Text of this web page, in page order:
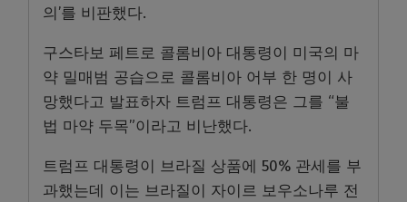
의’를 비판했다.
구스타보 페트로 콜롬비아 대통령이 미국의 마
약 밀매범 공습으로 콜롬비아 어부 한 명이 사
망했다고 발표하자 트럼프 대통령은 그를 “불
법 마약 두목”이라고 비난했다.
트럼프 대통령이 브라질 상품에 50% 관세를 부
과했는데 이는 브라질이 자이르 보우소나루 전